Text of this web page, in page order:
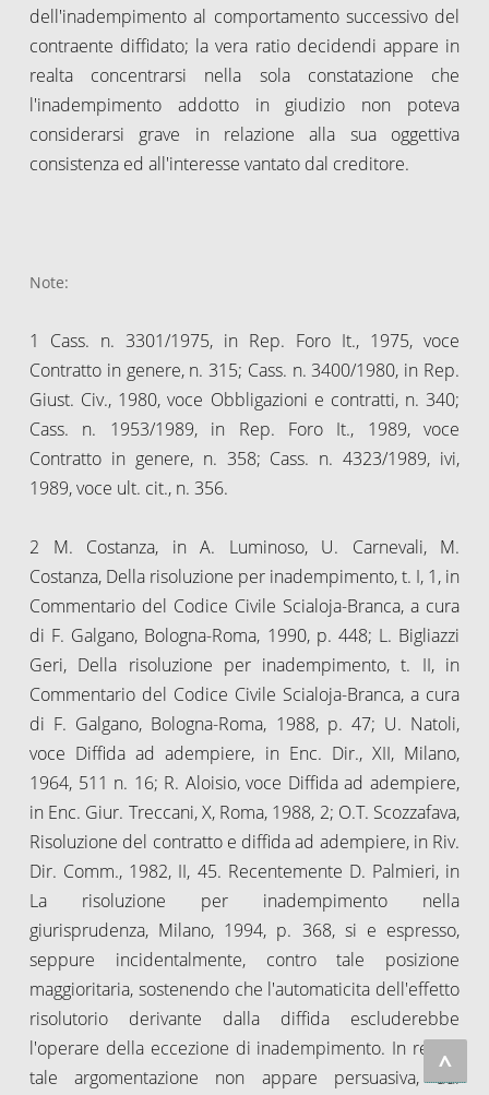
dell'inadempimento al comportamento successivo del
contraente diffidato; la vera ratio decidendi appare in
realta concentrarsi nella sola constatazione che
l'inadempimento addotto in giudizio non poteva
considerarsi grave in relazione alla sua oggettiva
consistenza ed all'interesse vantato dal creditore.
Note:
1 Cass. n. 3301/1975, in Rep. Foro It., 1975, voce
Contratto in genere, n. 315; Cass. n. 3400/1980, in Rep.
Giust. Civ., 1980, voce Obbligazioni e contratti, n. 340;
Cass. n. 1953/1989, in Rep. Foro It., 1989, voce
Contratto in genere, n. 358; Cass. n. 4323/1989, ivi,
1989, voce ult. cit., n. 356.
2 M. Costanza, in A. Luminoso, U. Carnevali, M.
Costanza, Della risoluzione per inadempimento, t. I, 1, in
Commentario del Codice Civile Scialoja-Branca, a cura
di F. Galgano, Bologna-Roma, 1990, p. 448; L. Bigliazzi
Geri, Della risoluzione per inadempimento, t. II, in
Commentario del Codice Civile Scialoja-Branca, a cura
di F. Galgano, Bologna-Roma, 1988, p. 47; U. Natoli,
voce Diffida ad adempiere, in Enc. Dir., XII, Milano,
1964, 511 n. 16; R. Aloisio, voce Diffida ad adempiere,
in Enc. Giur. Treccani, X, Roma, 1988, 2; O.T. Scozzafava,
Risoluzione del contratto e diffida ad adempiere, in Riv.
Dir. Comm., 1982, II, 45. Recentemente D. Palmieri, in
La risoluzione per inadempimento nella
giurisprudenza, Milano, 1994, p. 368, si e espresso,
seppure incidentalmente, contro tale posizione
maggioritaria, sostenendo che l'automaticita dell'effetto
risolutorio derivante dalla diffida escluderebbe
l'operare della eccezione di inadempimento. In realta,
tale argomentazione non appare persuasiva, dal
^